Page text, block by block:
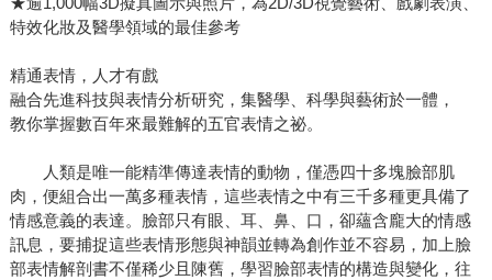
特效化妝及醫學領域的最佳參考
精通表情，人才有戲
融合先進科技與表情分析研究，集醫學、科學與藝術於一體，
教你掌握數百年來最難解的五官表情之祕。
人類是唯一能精準傳達表情的動物，僅憑四十多塊臉部肌
肉，便組合出一萬多種表情，這些表情之中有三千多種更具備了
情感意義的表達。臉部只有眼、耳、鼻、口，卻蘊含龐大的情感
訊息，要捕捉這些表情形態與神韻並轉為創作並不容易，加上臉
部表情解剖書不僅稀少且陳舊，學習臉部表情的構造與變化，往